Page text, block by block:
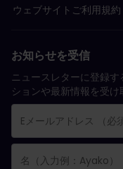
ウェブサイトご利用規約
お知らせを受信
ニュースレターに登録
ションや最新情報を受け